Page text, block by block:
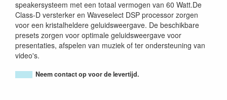
speakersysteem met een totaal vermogen van 60 Watt.De
Class-D versterker en Waveselect DSP processor zorgen
voor een kristalheldere geluidsweergave. De beschikbare
presets zorgen voor optimale geluidsweergave voor
presentaties, afspelen van muziek of ter ondersteuning van
video's.
Neem contact op voor de levertijd.